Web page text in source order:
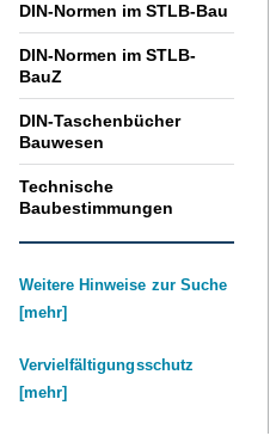
DIN-Normen im STLB-Bau
DIN-Normen im STLB-
BauZ
DIN-Taschenbücher
Bauwesen
Technische
Baubestimmungen
Weitere Hinweise zur Suche
[mehr]
Vervielfältigungsschutz
[mehr]